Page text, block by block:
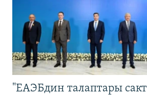
"ЕАЭБдин талаптары